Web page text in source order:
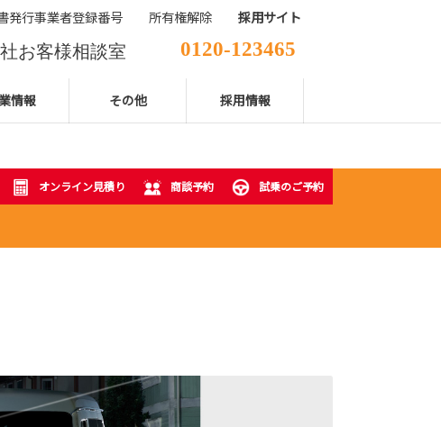
お客様相談室 0120-123465
社代表電話番号 029-850-2111
情報 その他 採用情報
発行事業者登録番号 所有権解除 採用サイト
オンライン見積り 商談予約 試乗のご予約